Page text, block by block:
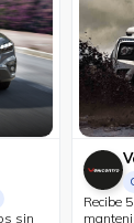
sin
Recibe